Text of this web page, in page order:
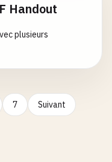
Handout
plusieurs
7 Suivant